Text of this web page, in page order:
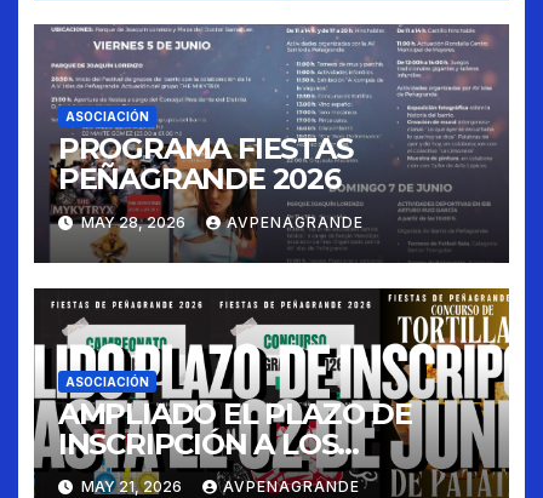
ASOCIACIÓN
PROGRAMA FIESTAS
PEÑAGRANDE 2026
MAY 28, 2026 AVPENAGRANDE
ASOCIACIÓN
AMPLIADO EL PLAZO DE
INSCRIPCIÓN A LOS
CONCURSOS FIESTAS 2026
MAY 21, 2026 AVPENAGRANDE